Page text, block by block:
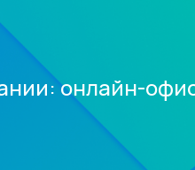
онлайн-